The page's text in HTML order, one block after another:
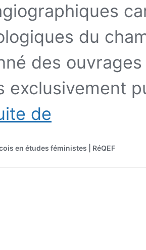
du
des
exclusivement
de
le
de
en études féministes | RéQEF